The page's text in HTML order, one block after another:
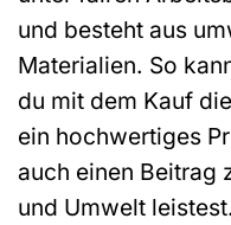
und besteht aus
Materialien. So
du mit dem Kauf
ein hochwertiges
auch einen Beitrag
und Umwelt leistest.